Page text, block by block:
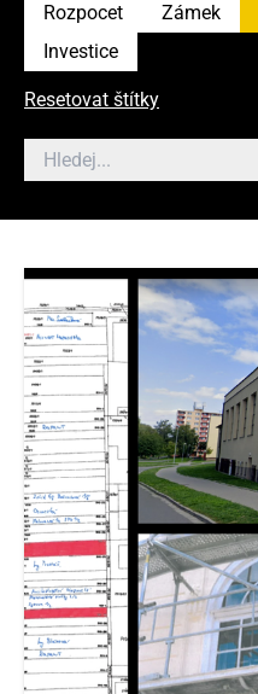
Rozpocet
Zámek
Investice
Resetovat štítky